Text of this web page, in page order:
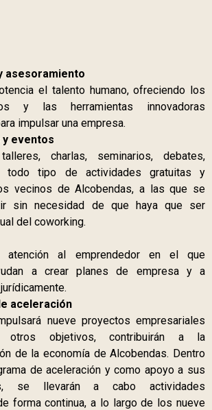
asesoramiento
el talento humano, ofreciendo los
y las herramientas innovadoras
impulsar una empresa.
eventos
charlas, seminarios, debates,
todo tipo de actividades gratuitas y
vecinos de Alcobendas, a las que se
sin necesidad de que haya que ser
del coworking.
atención al emprendedor en el que
a crear planes de empresa y a
aceleración
nueve proyectos empresariales
otros objetivos, contribuirán a la
de la economía de Alcobendas. Dentro
de aceleración y como apoyo a sus
se llevarán a cabo actividades
forma continua, a lo largo de los nueve